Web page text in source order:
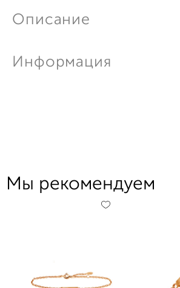
Описание
Информация
Мы рекомендуем